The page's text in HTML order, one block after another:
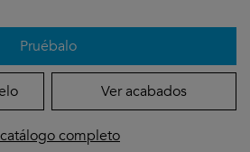
Pruébalo
Ver acabados
completo